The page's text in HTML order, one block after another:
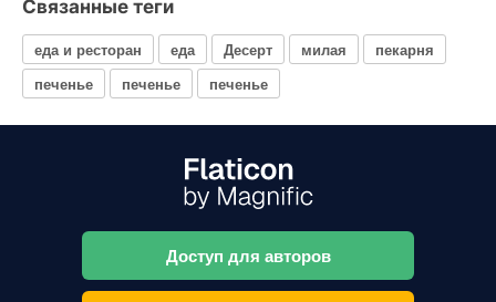
Связанные теги
еда и ресторан еда Десерт милая
пекарня
печенье
печенье печенье
Доступ для авторов